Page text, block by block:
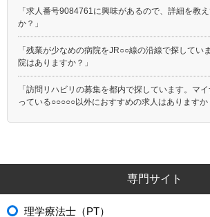
「求人番号9084761に興味があるので、詳細を教
か？」
「残業が少なめの病院をJR○○線の沿線で探してい
院はありますか？」
「訪問リハビリの募集を都内で探しています。マ
っている○○○○○以外におすすめの求人はありますか
専門サイト
理学療法士（PT）